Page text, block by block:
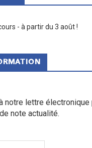
- à partir du 3 août !
notre lettre électronique
note actualité.